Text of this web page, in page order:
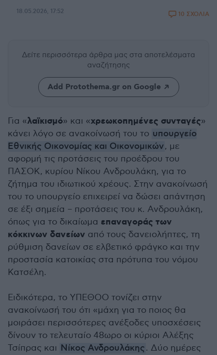
18.05.2026, 17:52 10 ΣΧΟΛΙΑ
Δείτε περισσότερα άρθρα μας στα αποτελέσματα
αναζήτησης
Add Protothema.gr on Google
Για «λαϊκισμό» και «χρεωκοπημένες συνταγές»
κάνει λόγο σε ανακοίνωσή του το υπουργείο
Εθνικής Οικονομίας και Οικονομικών, με
αφορμή τις προτάσεις του προέδρου του
ΠΑΣΟΚ, κυρίου Νίκου Ανδρουλάκη, για το
ζήτημα του ιδιωτικού χρέους. Στην ανακοίνωσή
του το υπουργείο επιχειρεί να δώσει απάντηση
σε έξι σημεία – προτάσεις του κ. Ανδρουλάκη,
όπως για το δικαίωμα επαναγοράς των
κόκκινων δανείων από τους δανειολήπτες, τη
ρύθμιση δανείων σε ελβετικό φράγκο και την
προστασία κατοικίας στα πρότυπα του νόμου
Κατσέλη.
Ειδικότερα, το ΥΠΕΘΟΟ τονίζει στην
ανακοίνωσή του ότι «μάχη για το ποιος θα
μοιράσει περισσότερες ανέξοδες υποσχέσεις
δίνουν το τελευταίο 48ωρο οι κύριοι Αλέξης
Τσίπρας και Νίκος Ανδρουλάκης. Δύο ημέρες